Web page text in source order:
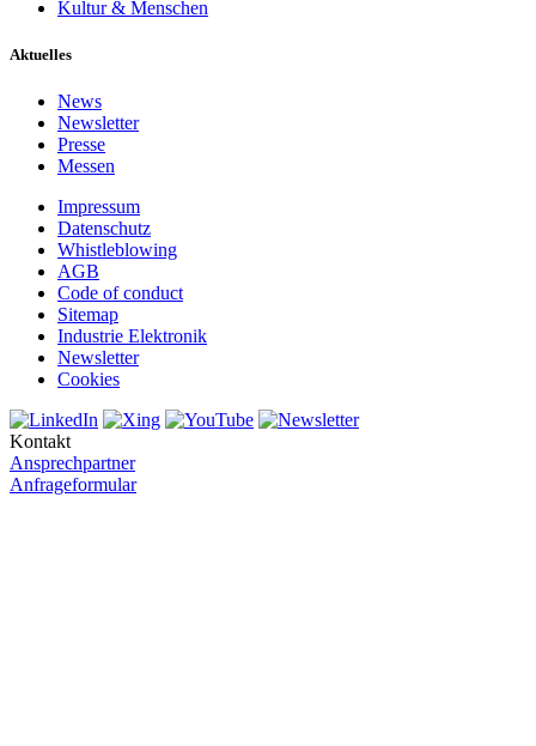
Kultur & Menschen
Aktuelles
News
Newsletter
Presse
Messen
Impressum
Datenschutz
Whistleblowing
AGB
Code of conduct
Sitemap
Industrie Elektronik
Newsletter
Cookies
Kontakt
Ansprechpartner
Anfrageformular